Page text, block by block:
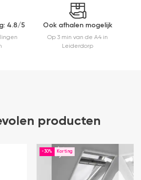
4.8/5 Ook afhalen mogelijk
Op 3 min van de A4 in
Leiderdorp
producten
-30%